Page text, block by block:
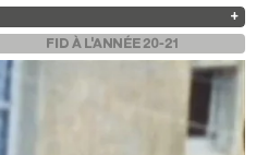
2019
FID À L'ANNÉE 20-21